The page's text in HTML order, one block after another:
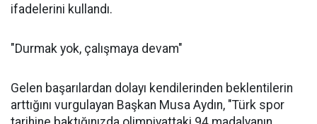
ifadelerini kullandı.
"Durmak yok, çalışmaya devam"
Gelen başarılardan dolayı kendilerinden beklentilerin
arttığını vurgulayan Başkan Musa Aydın, "Türk spor